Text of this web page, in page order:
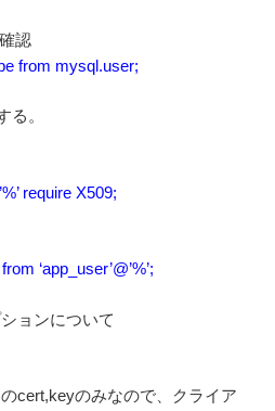
認
from mysql.user;
る。
require X509;
‘app_user’@’%’;
ョンについて
cert,keyのみなので、クライア